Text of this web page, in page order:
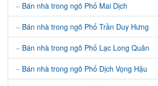
Bán nhà trong ngõ Phố Mai Dịch
Bán nhà trong ngõ Phố Trần Duy Hưng
Bán nhà trong ngõ Phố Lạc Long Quân
Bán nhà trong ngõ Phố Dịch Vọng Hậu